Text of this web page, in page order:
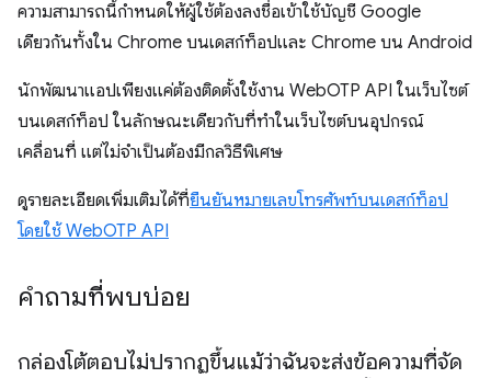
ความสามารถนี้กำหนดให้ผู้ใช้ต้องลงชื่อเข้าใช้บัญชี Google
เดียวกันทั้งใน Chrome บนเดสก์ท็อปและ Chrome บน Android
นักพัฒนาแอปเพียงแค่ต้องติดตั้งใช้งาน WebOTP API ในเว็บไซต์
บนเดสก์ท็อป ในลักษณะเดียวกับที่ทำในเว็บไซต์บนอุปกรณ์
เคลื่อนที่ แต่ไม่จำเป็นต้องมีกลวิธีพิเศษ
ดูรายละเอียดเพิ่มเติมได้ที่ยืนยันหมายเลขโทรศัพท์บนเดสก์ท็อป
โดยใช้ WebOTP API
คำถามที่พบบ่อย
กล่องโต้ตอบไม่ปรากฏขึ้นแม้ว่าฉันจะส่งข้อความที่จัด